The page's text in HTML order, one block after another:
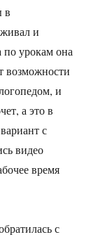
в
и
урокам она
возможности
и
а это в
с
видео
время
с